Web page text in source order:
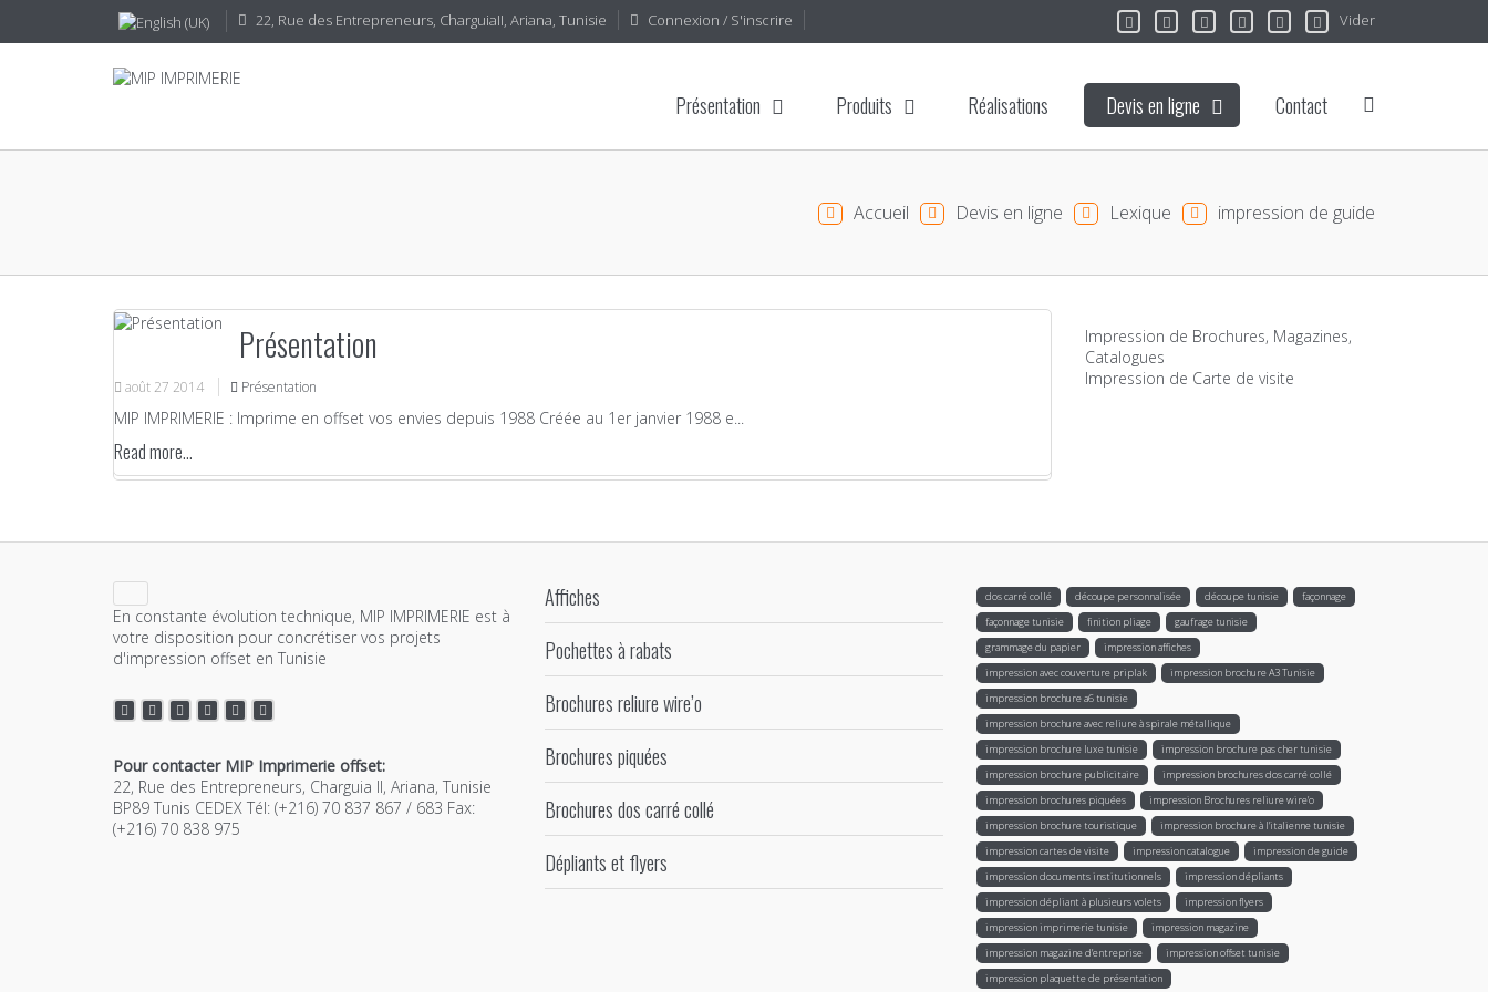
22, Rue des Entrepreneurs, CharguiaII, Ariana, Tunisie Connexion / S'inscrire Vider
Présentation Produits Réalisations Devis en ligne Contact
Accueil Devis en ligne Lexique impression de guide
Présentation
août 27 2014 Présentation
MIP IMPRIMERIE : Imprime en offset vos envies depuis 1988 Créée au 1er janvier 1988 e...
Read more...
Impression de Brochures, Magazines,
Catalogues
Impression de Carte de visite
En constante évolution technique, MIP IMPRIMERIE est à
votre disposition pour concrétiser vos projets
d'impression offset en Tunisie
Pour contacter MIP Imprimerie offset:
22, Rue des Entrepreneurs, Charguia II, Ariana, Tunisie
BP89 Tunis CEDEX Tél: (+216) 70 837 867 / 683 Fax:
(+216) 70 838 975
Affiches
Pochettes à rabats
Brochures reliure wire’o
Brochures piquées
Brochures dos carré collé
Dépliants et flyers
dos carré collé découpe personnalisée découpe tunisie
façonnage
façonnage tunisie
finition pliage
gaufrage tunisie
grammage du papier
impression affiches
impression avec couverture priplak
impression brochure A3 Tunisie
impression brochure a6 tunisie
impression brochure avec reliure à spirale métallique
impression brochure luxe tunisie
impression brochure pas cher tunisie
impression brochure publicitaire
impression brochures dos carré collé
impression brochures piquées
impression Brochures reliure wire’o
impression brochure touristique
impression brochure à l'italienne tunisie
impression cartes de visite
impression catalogue
impression de guide
impression documents institutionnels
impression dépliants
impression dépliant à plusieurs volets
impression flyers
impression imprimerie tunisie
impression magazine
impression magazine d’entreprise
impression offset tunisie
impression plaquette de présentation